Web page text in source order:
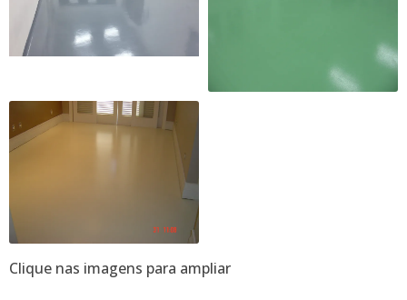
Clique nas imagens para ampliar